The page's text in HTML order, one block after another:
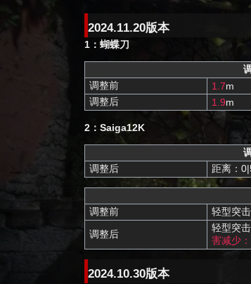
2024.11.20版本
1：蝴蝶刀
调整前
1.7m
调整后
1.9m
2：Saiga12K
调整后
距离：
调整前
轻型突
调整后
轻型突
害减少
2024.10.30版本